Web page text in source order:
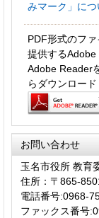
みマーク」につ
PDF形式のフ
提供するAdobe
Adobe Reader
らダウンロード
お問い合わせ
玉名市役所 教育
住所：〒865-
電話番号:0968-
ファックス番号